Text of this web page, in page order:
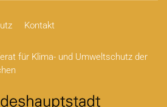
Kontakt
für Klima- und Umweltschutz der